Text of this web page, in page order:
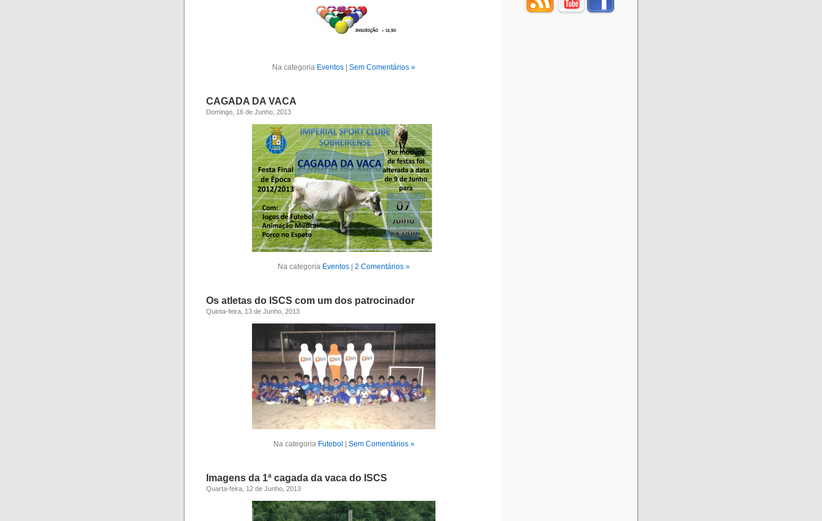
Na categoria Eventos Sem Comentários »
CAGADA DA VACA
Domingo, 16 de Junho, 2013
Na categoria Eventos 2 Comentários »
Os atletas do ISCS com um dos patrocinador
Quinta-feira, 13 de Junho, 2013
Na categoria Futebol Sem Comentários »
Imagens da 1ª cagada da vaca do ISCS
Quarta-feira, 12 de Junho, 2013